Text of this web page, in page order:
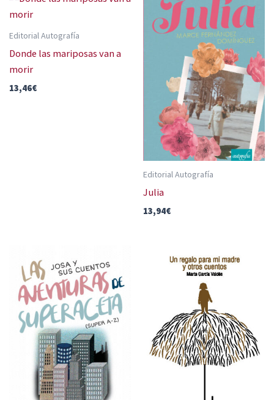
Editorial Autografía
Donde las mariposas van a
morir
13,46€
Editorial Autografía
Julia
13,94€